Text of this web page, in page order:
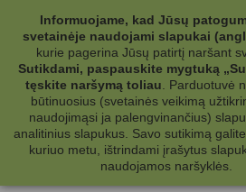
Kategorijos
Kosmetika
Kūno priežiūrai
Nuo prakaito
Kūno prausikliai
Informuojame, kad Jūsų
svetainėje naudojami slapukai
kurie pagerina Jūsų patirtį naršant
Sutikdami, paspauskite mygtuką
tęskite naršymą toliau
Parduotuvė
būtinuosius (svetainės veikimą
naudojimąsi ja palengvinančius)
analitinius slapukus. Savo sutikimą
kuriuo metu, ištrindami įrašytus
naudojamos naršyklės.